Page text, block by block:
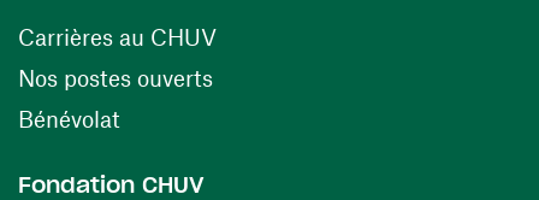
Carrières au CHUV(ouvre une nouvelle fenêtre)
Nos postes ouverts(ouvre une nouvelle fenêtre)
Bénévolat
Fondation CHUV